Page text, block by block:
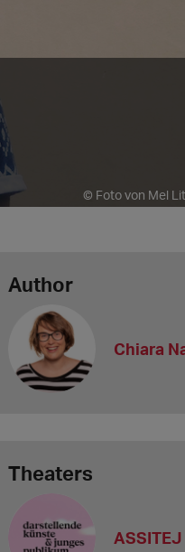
© Foto von Mel
Author
Chiara
Theaters
ASSITEJ